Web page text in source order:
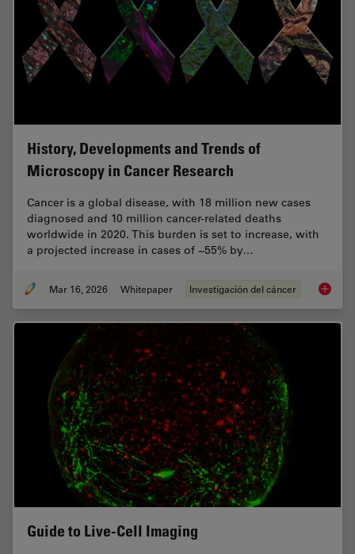
History, Developments and Trends of
Microscopy in Cancer Research
Cancer is a global disease, with 18 million new cases
diagnosed and 10 million cancer-related deaths
worldwide in 2020. This burden is set to increase, with
a projected increase in cases of ~55% by…
Mar 16, 2026 Whitepaper Investigación del cáncer
Guide to Live-Cell Imaging